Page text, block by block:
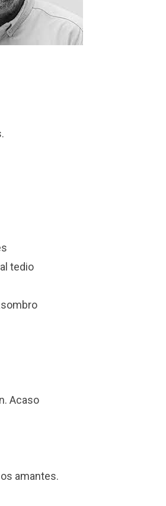
tedio
Acaso
amantes.